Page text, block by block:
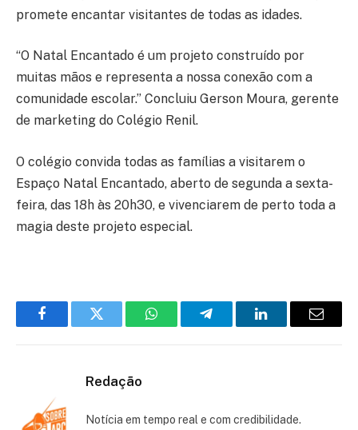
promete encantar visitantes de todas as idades.
“O Natal Encantado é um projeto construído por
muitas mãos e representa a nossa conexão com a
comunidade escolar.” Concluiu Gerson Moura, gerente
de marketing do Colégio Renil.
O colégio convida todas as famílias a visitarem o
Espaço Natal Encantado, aberto de segunda a sexta-
feira, das 18h às 20h30, e vivenciarem de perto toda a
magia deste projeto especial.
FacebookTwitter WhatsAppTelegramLinkedInEmail
Redação
Notícia em tempo real e com credibilidade.